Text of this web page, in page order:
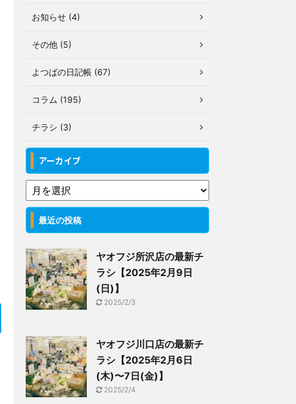
お知らせ (4)
その他 (5)
よつばの日記帳 (67)
コラム (195)
チラシ (3)
アーカイブ
最近の投稿
ヤオフジ所沢店の最新チ
ラシ【2025年2月9日
(日)】
2025/2/3
ヤオフジ川口店の最新チ
ラシ【2025年2月6日
(木)〜7日(金)】
2025/2/4